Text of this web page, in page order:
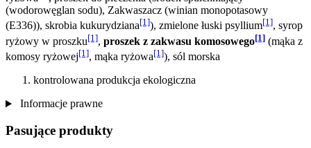
(wodorowęglan sodu), Zakwaszacz (winian monopotasowy
(E336)), skrobia kukurydziana[1]), zmielone łuski psyllium[1], syrop
ryżowy w proszku[1], proszek z zakwasu komosowego[1] (mąka z
komosy ryżowej[1], mąka ryżowa[1]), sól morska
kontrolowana produkcja ekologiczna
Informacje prawne
Pasujące produkty